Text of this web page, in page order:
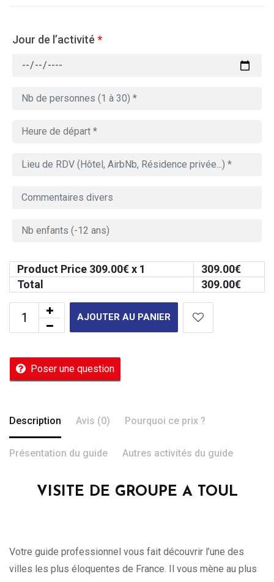
Jour de l’activité *
Product Price 309.00€ x 1 309.00€
Total
309.00€
AJOUTER AU PANIER
Poser une question
Description Avis (0) Pourquoi ce prix ?
Présentation du guide Autres activités du guide
VISITE DE GROUPE A TOUL
Votre guide professionnel vous fait découvrir l’une des
villes les plus éloquentes de France. Il vous mène au plus